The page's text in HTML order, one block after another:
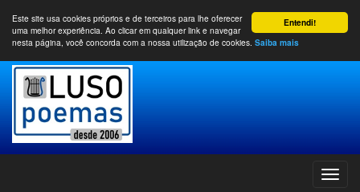
Entendi!
Este site usa cookies próprios e de terceiros para lhe oferecer
uma melhor experiência. Ao clicar em qualquer link e navegar
nesta página, você concorda com a nossa utilização de cookies. Saiba mais